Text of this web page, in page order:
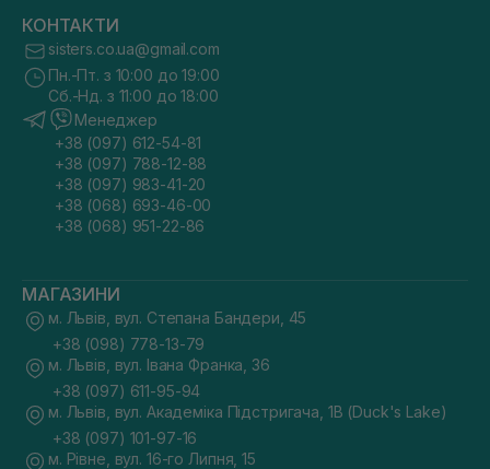
КОНТАКТИ
sisters.co.ua@gmail.com
Пн.-Пт. з 10:00 до 19:00
Сб.-Нд. з 11:00 до 18:00
Менеджер
+38 (097) 612-54-81
+38 (097) 788-12-88
+38 (097) 983-41-20
+38 (068) 693-46-00
+38 (068) 951-22-86
МАГАЗИНИ
м. Львів, вул. Степана Бандери, 45
+38 (098) 778-13-79
м. Львів, вул. Івана Франка, 36
+38 (097) 611-95-94
м. Львів, вул. Академіка Підстригача, 1В (Duck's Lake)
+38 (097) 101-97-16
м. Рівне, вул. 16-го Липня, 15